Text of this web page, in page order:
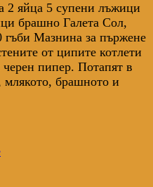
2 яйца 5 супени лъжици
брашно Галета Сол,
гъби Мазнина за пържене
от ципите котлети
черен пипер. Потапят в
млякото, брашното и